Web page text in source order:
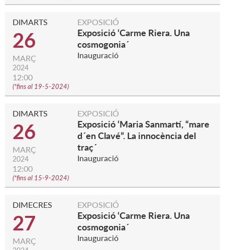
DIMARTS
26
MARÇ
2024
12:00
(*fins al 19-5-2024)
EXPOSICIÓ
Exposició ‘Carme Riera. Una
cosmogonia´
Inauguració
DIMARTS
26
MARÇ
2024
12:00
(*fins al 15-9-2024)
EXPOSICIÓ
Exposició ‘Maria Sanmartí, “mare
d´en Clavé”. La innocència del
traç´
Inauguració
DIMECRES
27
MARÇ
EXPOSICIÓ
Exposició ‘Carme Riera. Una
cosmogonia´
Inauguració